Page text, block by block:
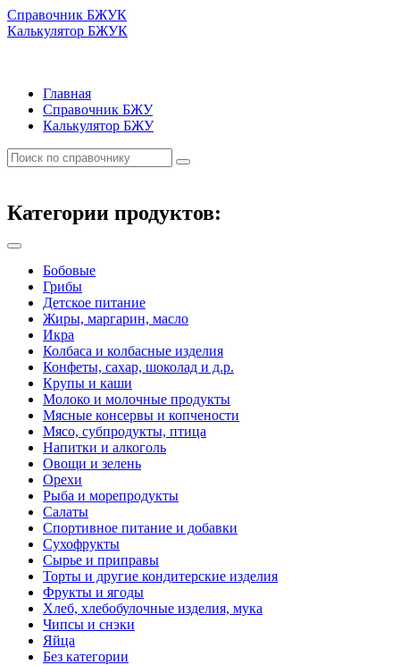
Справочник БЖУК
Калькулятор БЖУК
Главная
Справочник БЖУ
Калькулятор БЖУ
Категории продуктов:
Бобовые
Грибы
Детское питание
Жиры, маргарин, масло
Икра
Колбаса и колбасные изделия
Конфеты, сахар, шоколад и д.р.
Крупы и каши
Молоко и молочные продукты
Мясные консервы и копчености
Мясо, субпродукты, птица
Напитки и алкоголь
Овощи и зелень
Орехи
Рыба и морепродукты
Салаты
Спортивное питание и добавки
Сухофрукты
Сырье и приправы
Торты и другие кондитерские изделия
Фрукты и ягоды
Хлеб, хлебобулочные изделия, мука
Чипсы и снэки
Яйца
Без категории